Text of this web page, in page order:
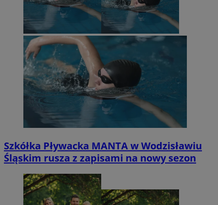
Szkółka Pływacka MANTA w Wodzisławiu
Śląskim rusza z zapisami na nowy sezon